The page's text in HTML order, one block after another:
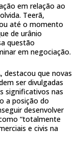
em relação ao
Teerã,
até o momento
de urânio
questão
em negociação.
destacou que novas
ser divulgadas
significativos nas
a posição do
desenvolver
“totalmente
e civis na